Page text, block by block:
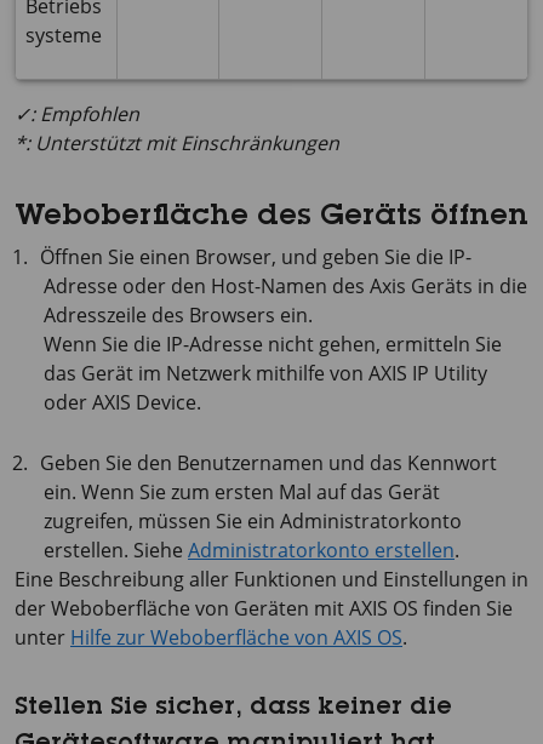
Betriebs
systeme
✓: Empfohlen
*: Unterstützt mit Einschränkungen
Weboberfläche des Geräts öffnen
Öffnen Sie einen Browser, und geben Sie die IP-
Adresse oder den Host-Namen des Axis Geräts in die
Adresszeile des Browsers ein.
Wenn Sie die IP-Adresse nicht gehen, ermitteln Sie
das Gerät im Netzwerk mithilfe von AXIS IP Utility
oderAXIS Device.
Geben Sie den Benutzernamen und das Kennwort
ein. Wenn Sie zum ersten Mal auf das Gerät
zugreifen, müssen Sie ein Administratorkonto
erstellen. Siehe Administratorkonto erstellen.
Eine Beschreibung aller Funktionen und Einstellungen in
der Weboberfläche von Geräten mitAXIS OS finden Sie
unter Hilfe zur Weboberfläche von AXIS OS.
Stellen Sie sicher, dass keiner die